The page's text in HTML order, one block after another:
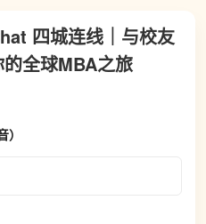
四城连线｜与校友
全球MBA之旅